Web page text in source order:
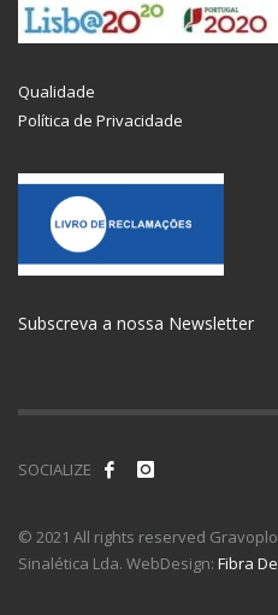
Qualidade
Política de Privacidade
Subscreva a nossa Newsletter
SOCIALIZE
© 2021 All rights reserved
Sinalética Lda. WebDesign: Fibra